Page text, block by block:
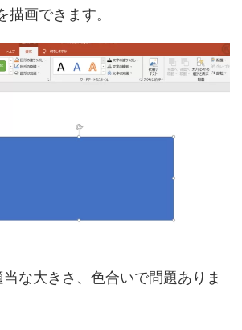
描画できます。
な大きさ、色合いで問題ありま